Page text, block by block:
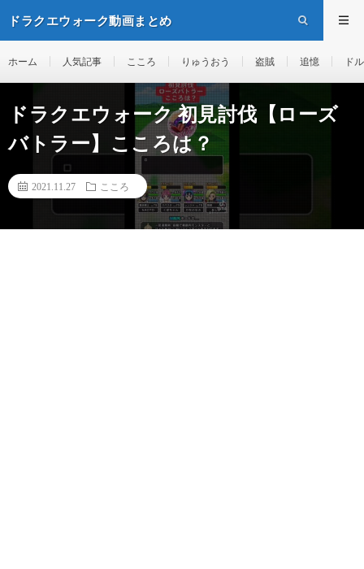
ドラクエウォーク動画まとめ
ホーム 人気記事 こころ りゅうおう 盗賊 追憶 ド
ドラクエウォーク 初見討伐【ローズ
バトラー】こころは？
2021.11.27 こころ